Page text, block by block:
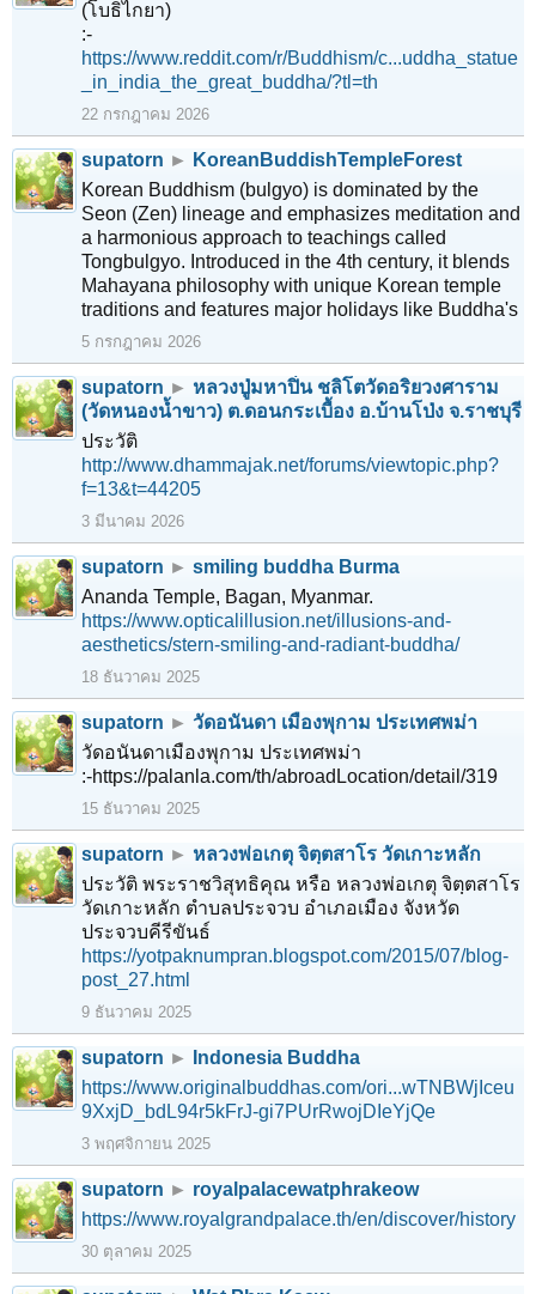
(โบธิไกยา)
:-
https://www.reddit.com/r/Buddhism/c...uddha_statue
_in_india_the_great_buddha/?tl=th
22 กรกฎาคม 2026
supatorn ► KoreanBuddishTempleForest
Korean Buddhism (bulgyo) is dominated by the
Seon (Zen) lineage and emphasizes meditation and
a harmonious approach to teachings called
Tongbulgyo. Introduced in the 4th century, it blends
Mahayana philosophy with unique Korean temple
traditions and features major holidays like Buddha's
5 กรกฎาคม 2026
supatorn ► หลวงปู่มหาปิ่น ชลิโตวัดอริยวงศาราม
(วัดหนองน้ำขาว) ต.ดอนกระเบื้อง อ.บ้านโป่ง จ.ราชบุรี
ประวัติ
http://www.dhammajak.net/forums/viewtopic.php?
f=13&t=44205
3 มีนาคม 2026
supatorn ► smiling buddha Burma
Ananda Temple, Bagan, Myanmar.
https://www.opticalillusion.net/illusions-and-
aesthetics/stern-smiling-and-radiant-buddha/
18 ธันวาคม 2025
supatorn ► วัดอนันดา เมืองพุกาม ประเทศพม่า
วัดอนันดาเมืองพุกาม ประเทศพม่า
:-https://palanla.com/th/abroadLocation/detail/319
15 ธันวาคม 2025
supatorn ► หลวงพ่อเกตุ จิตฺตสาโร วัดเกาะหลัก
ประวัติ พระราชวิสุทธิคุณ หรือ หลวงพ่อเกตุ จิตฺตสาโร
วัดเกาะหลัก ตำบลประจวบ อำเภอเมือง จังหวัด
ประจวบคีรีขันธ์
https://yotpaknumpran.blogspot.com/2015/07/blog-
post_27.html
9 ธันวาคม 2025
supatorn ►
Indonesia Buddha
https://www.originalbuddhas.com/ori...wTNBWjIceu
9XxjD_bdL94r5kFrJ-gi7PUrRwojDIeYjQe
3 พฤศจิกายน 2025
supatorn ► royalpalacewatphrakeow
https://www.royalgrandpalace.th/en/discover/history
30 ตุลาคม 2025